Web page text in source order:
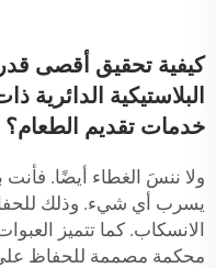
كيفية تحقيق أقصى
البلاستيكية الدائرية
خدمات تقديم الطعام؟
ولا ننسَ الغطاء أيضًا. فأنت
يسرب أي شيء. وذلك
محكمة مصممة للحفاظ على